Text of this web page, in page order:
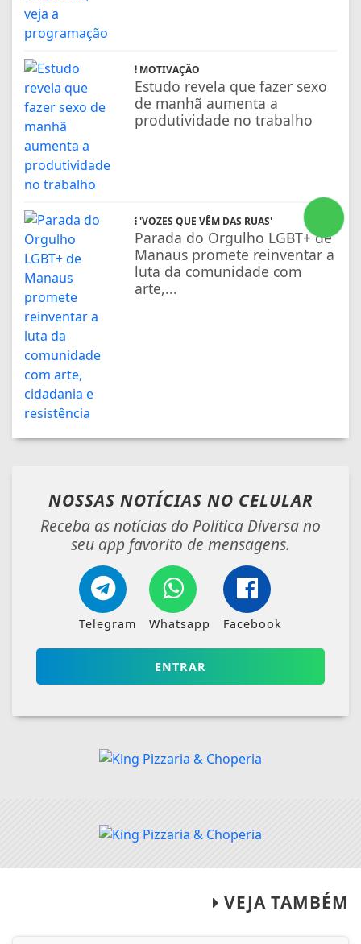
MOTIVAÇÃO
Estudo revela que fazer sexo
de manhã aumenta a
produtividade no trabalho
'VOZES QUE VÊM DAS RUAS'
Parada do Orgulho LGBT+ de
Manaus promete reinventar a
luta da comunidade com
arte,...
NOSSAS NOTÍCIAS NO CELULAR
Receba as notícias do Política Diversa no
seu app favorito de mensagens.
Telegram Whatsapp Facebook
ENTRAR
VEJA TAMBÉM